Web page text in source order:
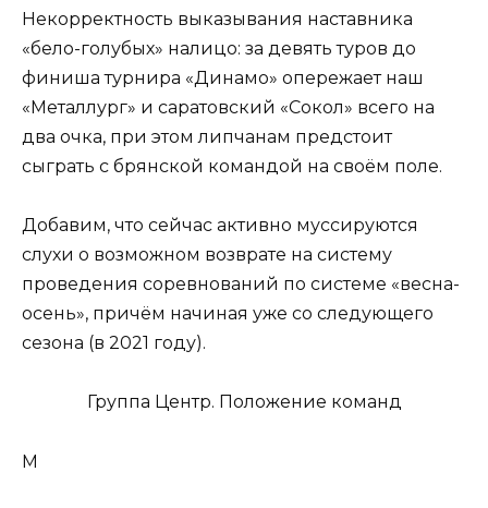
Некорректность выказывания наставника
«бело-голубых» налицо: за девять туров до
финиша турнира «Динамо» опережает наш
«Металлург» и саратовский «Сокол» всего на
два очка, при этом липчанам предстоит
сыграть с брянской командой на своём поле.
Добавим, что сейчас активно муссируются
слухи о возможном возврате на систему
проведения соревнований по системе «весна-
осень», причём начиная уже со следующего
сезона (в 2021 году).
Группа Центр. Положение команд
М